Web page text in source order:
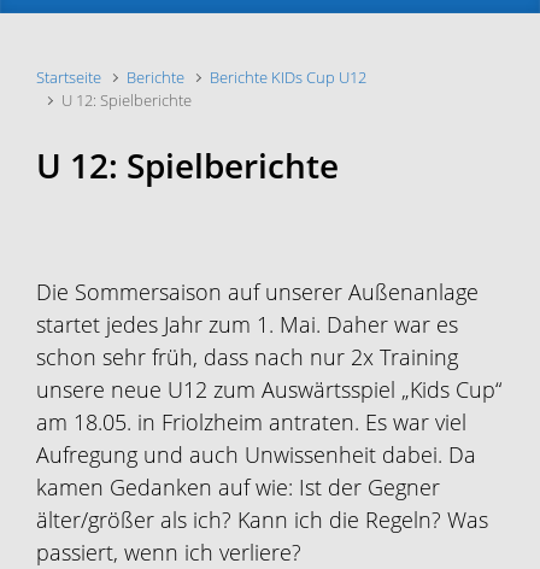
Startseite Berichte
Berichte KIDs Cup U12
U 12: Spielberichte
U 12: Spielberichte
Die Sommersaison auf unserer Außenanlage
startet jedes Jahr zum 1. Mai. Daher war es
schon sehr früh, dass nach nur 2x Training
unsere neue U12 zum Auswärtsspiel „Kids Cup“
am 18.05. in Friolzheim antraten. Es war viel
Aufregung und auch Unwissenheit dabei. Da
kamen Gedanken auf wie: Ist der Gegner
älter/größer als ich? Kann ich die Regeln? Was
passiert, wenn ich verliere?